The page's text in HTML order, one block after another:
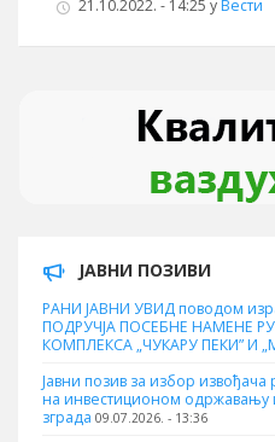
21.10.2022. - 14:25 у Вести
ЈАВНИ ПОЗИВИ
РАНИ ЈАВНИ УВИД поводом
ПОДРУЧЈА ПОСЕБНЕ НАМЕНЕ
КОМПЛЕКСА „ЧУКАРУ ПЕКИ” И
Јавни позив за избор
на инвестиционом одржавању
зграда 09.07.2026. - 13:36